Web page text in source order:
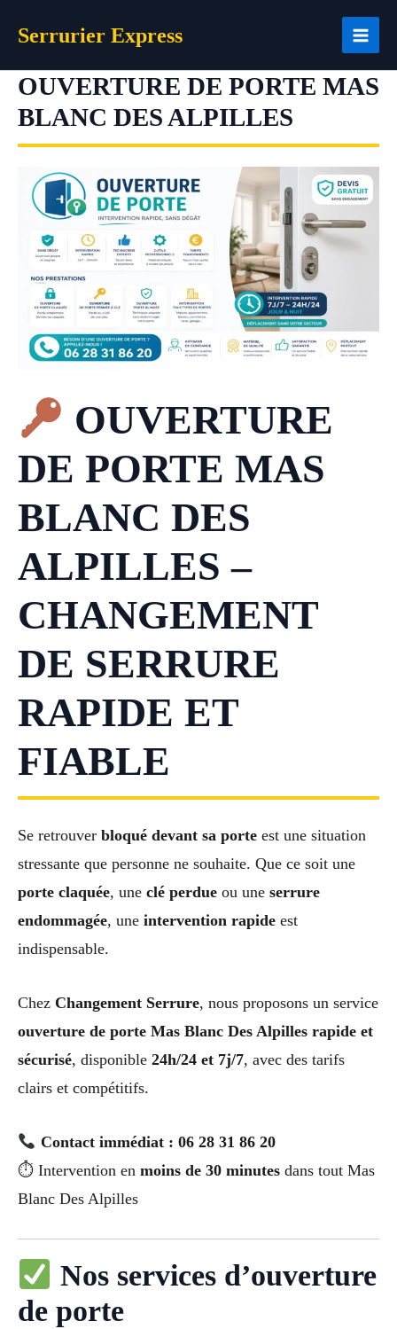
Serrurier Express
OUVERTURE DE PORTE MAS
BLANC DES ALPILLES
OUVERTURE
DE PORTE MAS
BLANC DES
ALPILLES –
CHANGEMENT
DE SERRURE
RAPIDE ET
FIABLE
Se retrouver bloqué devant sa porte est une situation
stressante que personne ne souhaite. Que ce soit une
porte claquée, une clé perdue ou une serrure
endommagée, une intervention rapide est
indispensable.
Chez Changement Serrure, nous proposons un service
ouverture de porte Mas Blanc Des Alpilles rapide et
sécurisé, disponible 24h/24 et 7j/7, avec des tarifs
clairs et compétitifs.
Contact immédiat : 06 28 31 86 20
⏱ Intervention en moins de 30 minutes dans tout Mas
Blanc Des Alpilles
Nos services d’ouverture
de porte